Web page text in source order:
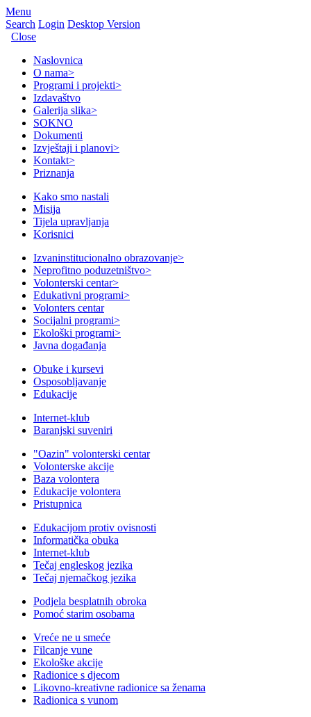
Menu
Search Login Desktop Version
Close
Naslovnica
O nama>
Programi i projekti>
Izdavaštvo
Galerija slika>
SOKNO
Dokumenti
Izvještaji i planovi>
Kontakt>
Priznanja
Kako smo nastali
Misija
Tijela upravljanja
Korisnici
Izvaninstitucionalno obrazovanje>
Neprofitno poduzetništvo>
Volonterski centar>
Edukativni programi>
Volonters centar
Socijalni programi>
Ekološki programi>
Javna događanja
Obuke i kursevi
Osposobljavanje
Edukacije
Internet-klub
Baranjski suveniri
"Oazin" volonterski centar
Volonterske akcije
Baza volontera
Edukacije volontera
Pristupnica
Edukacijom protiv ovisnosti
Informatička obuka
Internet-klub
Tečaj engleskog jezika
Tečaj njemačkog jezika
Podjela besplatnih obroka
Pomoć starim osobama
Vreće ne u smeće
Filcanje vune
Ekološke akcije
Radionice s djecom
Likovno-kreativne radionice sa ženama
Radionica s vunom